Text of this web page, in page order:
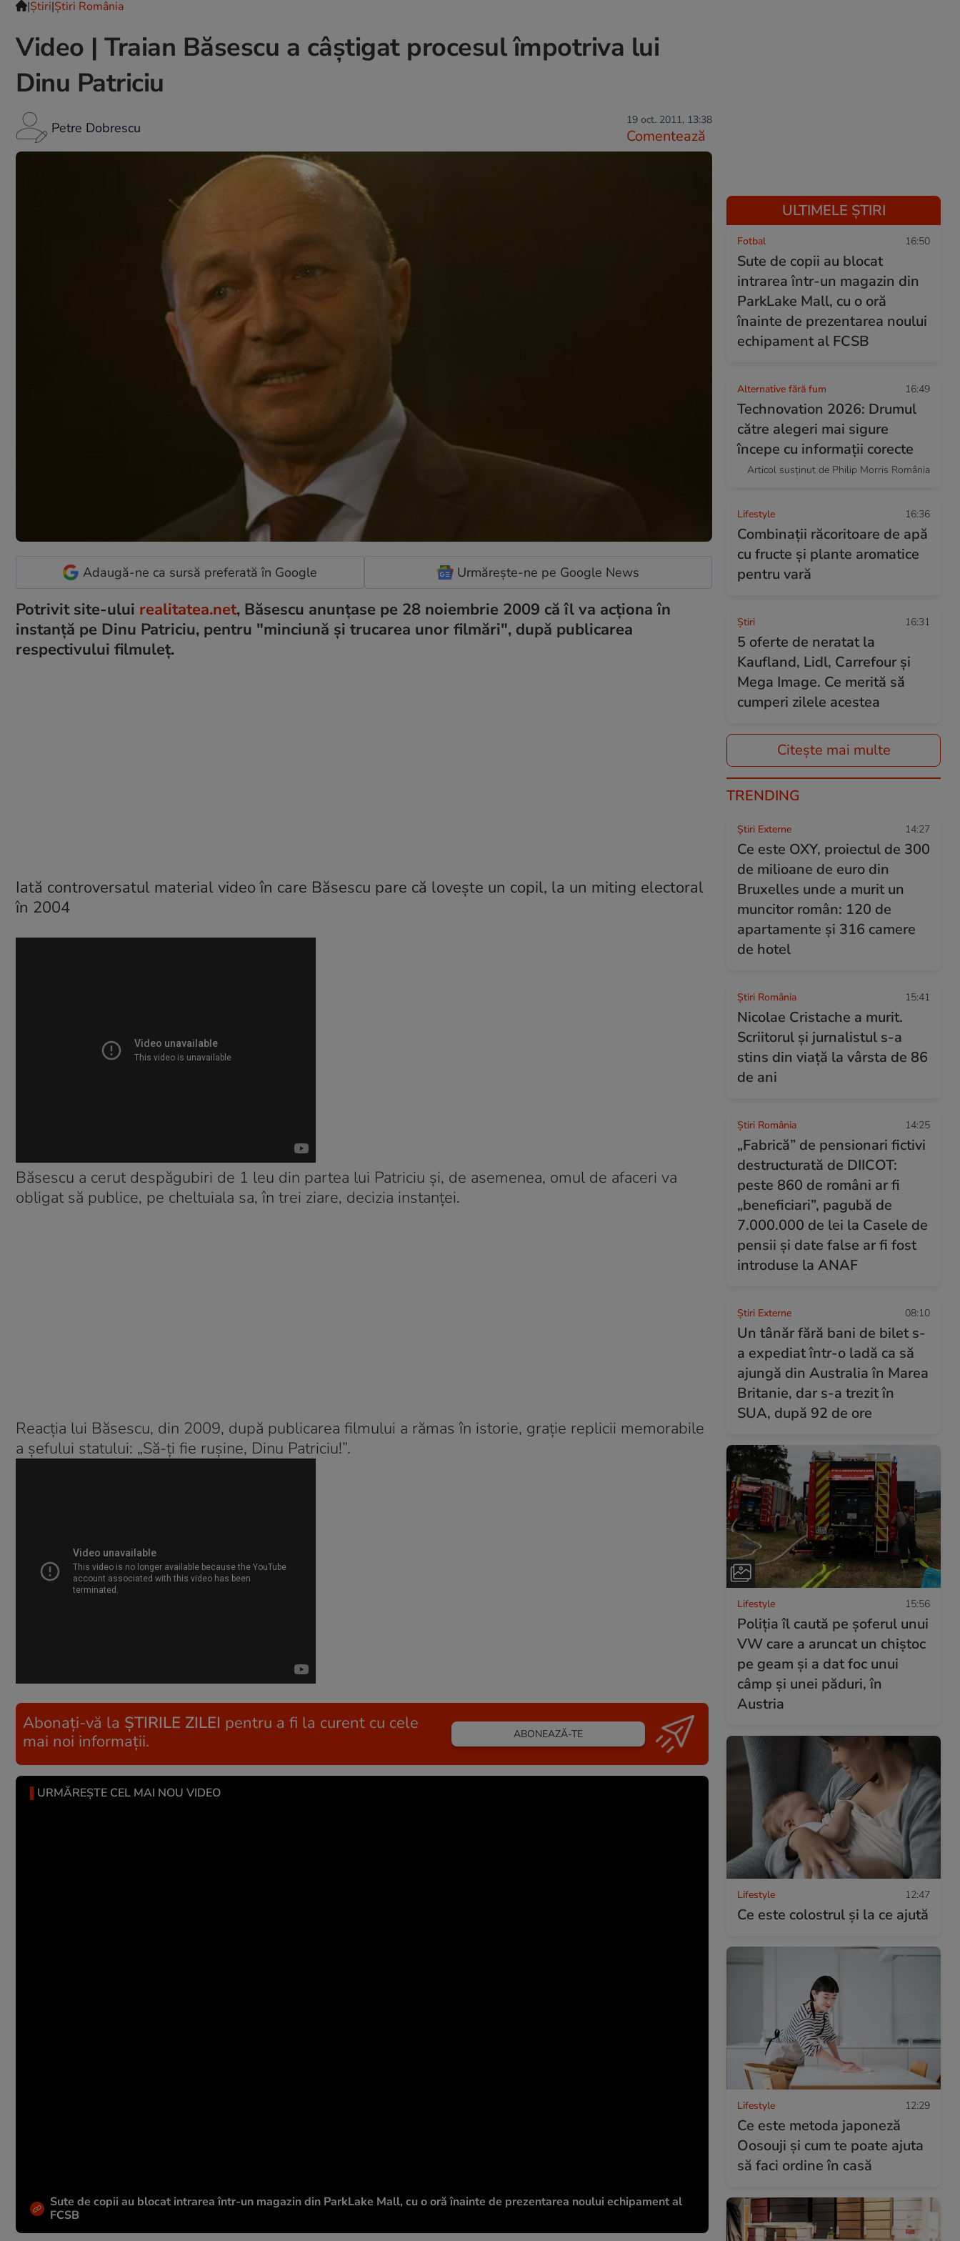
|Ştiri|Știri România
Video | Traian Băsescu a câştigat procesul împotriva lui
Dinu Patriciu
Petre Dobrescu 19 oct. 2011, 13:38
Comentează
Adaugă-ne ca sursă preferată în Google Urmărește-ne pe Google News
Potrivit site-ului realitatea.net, Băsescu anunţase pe 28 noiembrie 2009 că îl va acţiona în
instanţă pe Dinu Patriciu, pentru "minciună şi trucarea unor filmări", după publicarea
respectivului filmuleţ.
Iată controversatul material video în care Băsescu pare că loveşte un copil, la un miting electoral
în 2004
Băsescu a cerut despăgubiri de 1 leu din partea lui Patriciu şi, de asemenea, omul de afaceri va
obligat să publice, pe cheltuiala sa, în trei ziare, decizia instanţei.
Reacţia lui Băsescu, din 2009, după publicarea filmului a rămas în istorie, graţie replicii memorabile
a şefului statului: „Să-ţi fie ruşine, Dinu Patriciu!”.
Abonați-vă la ȘTIRILE ZILEI pentru a fi la curent cu cele
mai noi informații.
ABONEAZĂ-TE
URMĂREȘTE CEL MAI NOU VIDEO
Sute de copii au blocat intrarea într-un magazin din ParkLake Mall, cu o oră înainte de prezentarea noului echipament al
FCSB
ULTIMELE ȘTIRI
Fotbal 16:50
Sute de copii au blocat
intrarea într-un magazin din
ParkLake Mall, cu o oră
înainte de prezentarea noului
echipament al FCSB
Alternative fără fum 16:49
Technovation 2026: Drumul
către alegeri mai sigure
începe cu informații corecte
Articol susținut de Philip Morris România
Lifestyle 16:36
Combinaţii răcoritoare de apă
cu fructe şi plante aromatice
pentru vară
Ştiri 16:31
5 oferte de neratat la
Kaufland, Lidl, Carrefour și
Mega Image. Ce merită să
cumperi zilele acestea
Citește mai multe
TRENDING
Știri Externe 14:27
Ce este OXY, proiectul de 300
de milioane de euro din
Bruxelles unde a murit un
muncitor român: 120 de
apartamente și 316 camere
de hotel
Știri România 15:41
Nicolae Cristache a murit.
Scriitorul și jurnalistul s-a
stins din viață la vârsta de 86
de ani
Știri România 14:25
„Fabrică” de pensionari fictivi
destructurată de DIICOT:
peste 860 de români ar fi
„beneficiari”, pagubă de
7.000.000 de lei la Casele de
pensii și date false ar fi fost
introduse la ANAF
Știri Externe 08:10
Un tânăr fără bani de bilet s-
a expediat într-o ladă ca să
ajungă din Australia în Marea
Britanie, dar s-a trezit în
SUA, după 92 de ore
Lifestyle 15:56
Poliția îl caută pe șoferul unui
VW care a aruncat un chiștoc
pe geam și a dat foc unui
câmp și unei păduri, în
Austria
Lifestyle 12:47
Ce este colostrul și la ce ajută
Lifestyle 12:29
Ce este metoda japoneză
Oosouji și cum te poate ajuta
să faci ordine în casă